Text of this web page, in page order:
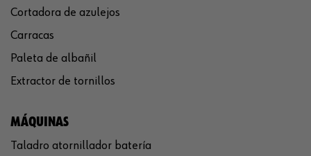
Cortadora de azulejos
Carracas
Paleta de albañil
Extractor de tornillos
MÁQUINAS
Taladro atornillador batería